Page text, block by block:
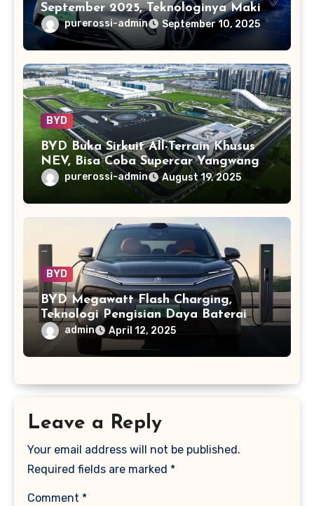
September 2025, Teknologinya Makin
Canggihpurerossi-admin September 10, 2025
BYD
BYD Buka Sirkuit All-Terrain Khusus
NEV, Bisa Coba Supercar Yangwang
U9
purerossi-admin August 19, 2025
BYD
BYD Megawatt Flash Charging,
Teknologi Pengisian Daya Baterai
Mobil Listrik Tercepat
admin April 12, 2025
Leave a Reply
Your email address will not be published.
Required fields are marked *
Comment *